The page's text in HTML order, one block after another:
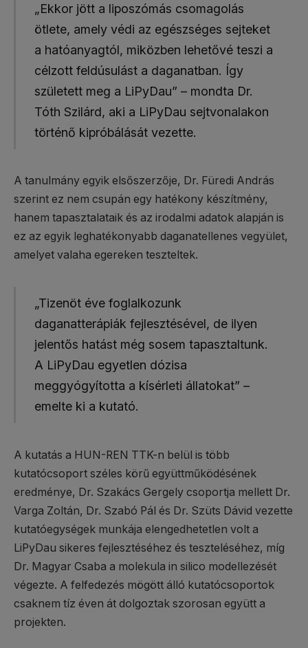
„Ekkor jött a liposzómás csomagolás
ötlete, amely védi az egészséges sejteket
a hatóanyagtól, miközben lehetővé teszi a
célzott feldúsulást a daganatban. Így
született meg a LiPyDau” – mondta Dr.
Tóth Szilárd, aki a LiPyDau sejtvonalakon
történő kipróbálását vezette.
A tanulmány egyik elsőszerzője, Dr. Füredi András
szerint ez nem csupán egy hatékony készítmény,
hanem tapasztalataik és az irodalmi adatok alapján is
ez az egyik leghatékonyabb daganatellenes vegyület,
amelyet valaha egereken teszteltek.
„Tizenöt éve foglalkozunk
daganatterápiák fejlesztésével, de ilyen
jelentős hatást még sosem tapasztaltunk.
A LiPyDau egyetlen dózisa
meggyógyította a kísérleti állatokat” –
emelte ki a kutató.
A kutatás a HUN-REN TTK-n belül is több
kutatócsoport széles körű együttműködésének
eredménye, Dr. Szakács Gergely csoportja mellett Dr.
Varga Zoltán, Dr. Szabó Pál és Dr. Szüts Dávid vezette
kutatóegységek munkája elengedhetetlen volt a
LiPyDau sikeres fejlesztéséhez és teszteléséhez, míg
Dr. Magyar Csaba a molekula in silico modellezését
végezte. A felfedezés mögött álló kutatócsoportok
csaknem tíz éven át dolgoztak szorosan együtt a
projekten.